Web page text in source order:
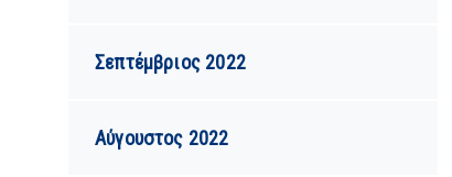
Σεπτέμβριος 2022
Αύγουστος 2022